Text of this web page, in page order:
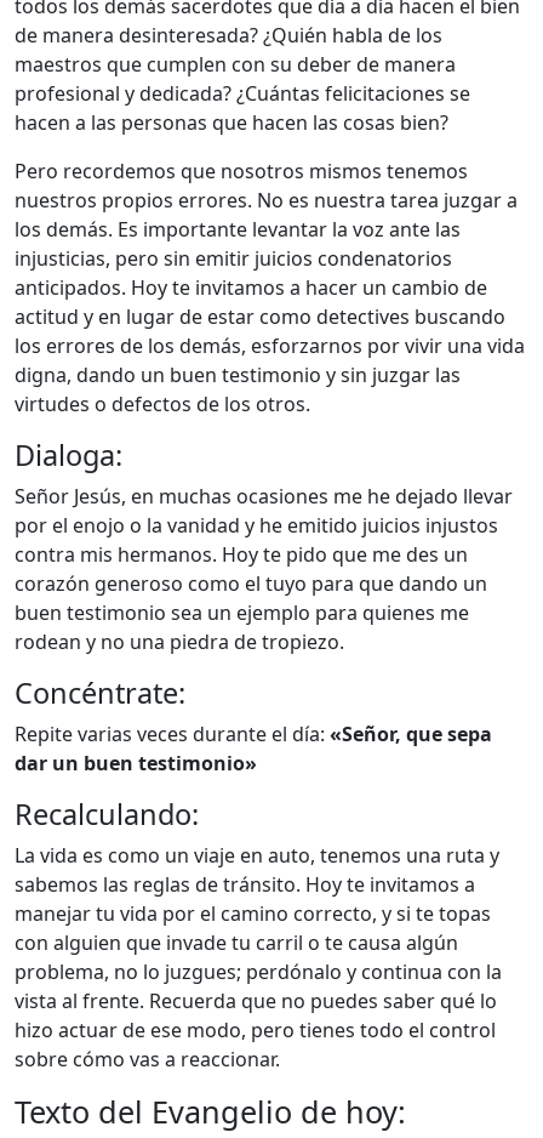
todos los demás sacerdotes que día a día hacen el bien
de manera desinteresada? ¿Quién habla de los
maestros que cumplen con su deber de manera
profesional y dedicada? ¿Cuántas felicitaciones se
hacen a las personas que hacen las cosas bien?
Pero recordemos que nosotros mismos tenemos
nuestros propios errores. No es nuestra tarea juzgar a
los demás. Es importante levantar la voz ante las
injusticias, pero sin emitir juicios condenatorios
anticipados. Hoy te invitamos a hacer un cambio de
actitud y en lugar de estar como detectives buscando
los errores de los demás, esforzarnos por vivir una vida
digna, dando un buen testimonio y sin juzgar las
virtudes o defectos de los otros.
Dialoga:
Señor Jesús, en muchas ocasiones me he dejado llevar
por el enojo o la vanidad y he emitido juicios injustos
contra mis hermanos. Hoy te pido que me des un
corazón generoso como el tuyo para que dando un
buen testimonio sea un ejemplo para quienes me
rodean y no una piedra de tropiezo.
Concéntrate:
Repite varias veces durante el día: «Señor, que sepa
dar un buen testimonio»
Recalculando:
La vida es como un viaje en auto, tenemos una ruta y
sabemos las reglas de tránsito. Hoy te invitamos a
manejar tu vida por el camino correcto, y si te topas
con alguien que invade tu carril o te causa algún
problema, no lo juzgues; perdónalo y continua con la
vista al frente. Recuerda que no puedes saber qué lo
hizo actuar de ese modo, pero tienes todo el control
sobre cómo vas a reaccionar.
Texto del Evangelio de hoy: